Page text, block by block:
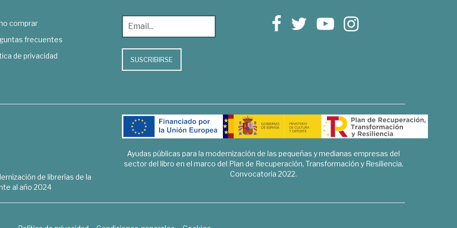
comprar
frecuentes
de privacidad
SUSCRIBIRSE
de librerías de la
al año 2024
Ayudas públicas para la modernización de las pequeñas y medianas empresas del
sector del libro en el marco del Plan de Recuperación, Transformación y Resiliencia.
Convocatoria 2022.